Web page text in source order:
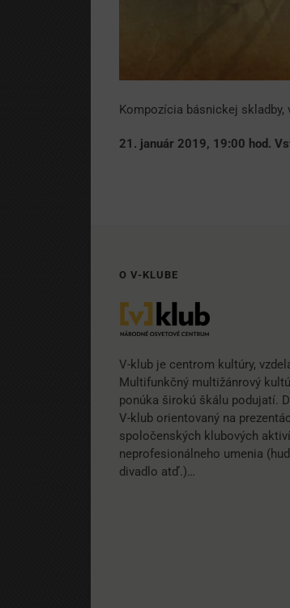
Kompozícia básnickej
21. január 2019, 19:00 hod.
O V-KLUBE
V-klub je centrom kultúry,
Multifunkčný multižánrový
ponúka širokú škálu podujatí.
V-klub orientovaný na
spoločenských klubových
neprofesionálneho umenia
divadlo atď.)…